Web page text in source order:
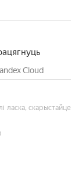
Cloud
ласка, скарыстайце